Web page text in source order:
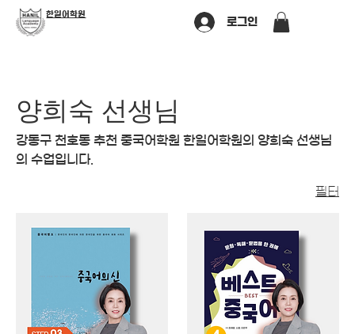
​한일어학원
로그인
양희숙 선생님
강동구 천호동 추천 중국어학원 한일어학원의 양희숙 선생님
의 수업입니다.
필터